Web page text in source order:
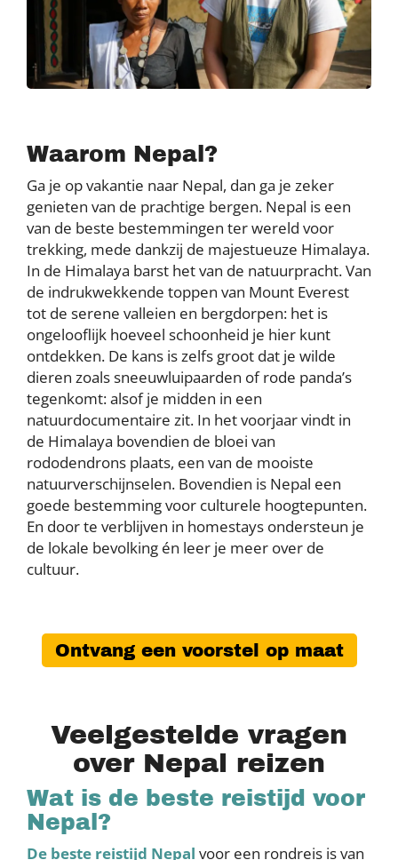
Waarom Nepal?
Ga je op vakantie naar Nepal, dan ga je zeker
genieten van de prachtige bergen. Nepal is een
van de beste bestemmingen ter wereld voor
trekking, mede dankzij de majestueuze Himalaya.
In de Himalaya barst het van de natuurpracht. Van
de indrukwekkende toppen van Mount Everest
tot de serene valleien en bergdorpen: het is
ongelooflijk hoeveel schoonheid je hier kunt
ontdekken. De kans is zelfs groot dat je wilde
dieren zoals sneeuwluipaarden of rode panda’s
tegenkomt: alsof je midden in een
natuurdocumentaire zit. In het voorjaar vindt in
de Himalaya bovendien de bloei van
rododendrons plaats, een van de mooiste
natuurverschijnselen. Bovendien is Nepal een
goede bestemming voor culturele hoogtepunten.
En door te verblijven in homestays ondersteun je
de lokale bevolking én leer je meer over de
cultuur.
Ontvang een voorstel op maat
Veelgestelde vragen
over Nepal reizen
Wat is de beste reistijd voor
Nepal?
De beste reistijd Nepal voor een rondreis is van